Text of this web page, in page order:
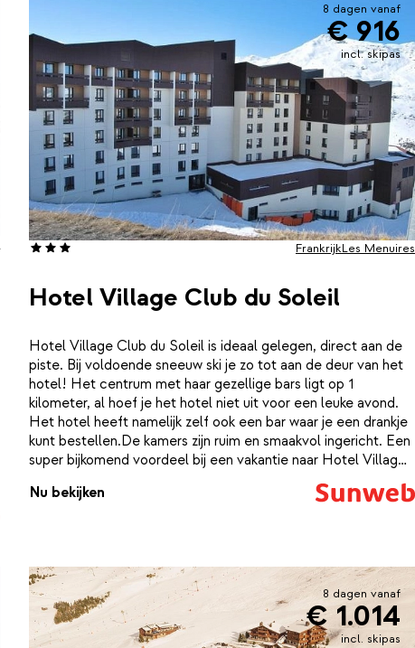
8 dagen vanaf
€ 916
incl. skipas
Hotel Village Club du Soleil
FrankrijkLes Menuires
Hotel Village Club du Soleil is ideaal gelegen, direct aan de
piste. Bij voldoende sneeuw ski je zo tot aan de deur van het
hotel! Het centrum met haar gezellige bars ligt op 1
kilometer, al hoef je het hotel niet uit voor een leuke avond.
Het hotel heeft namelijk zelf ook een bar waar je een drankje
kunt bestellen.De kamers zijn ruim en smaakvol ingericht. Een
super bijkomend voordeel bij een vakantie naar Hotel Village
inbegrepen is!Bij je verblijf is een 6-daagse Les Trois Vallees
Nu bekijken
8 dagen vanaf
€ 1.014
incl. skipas